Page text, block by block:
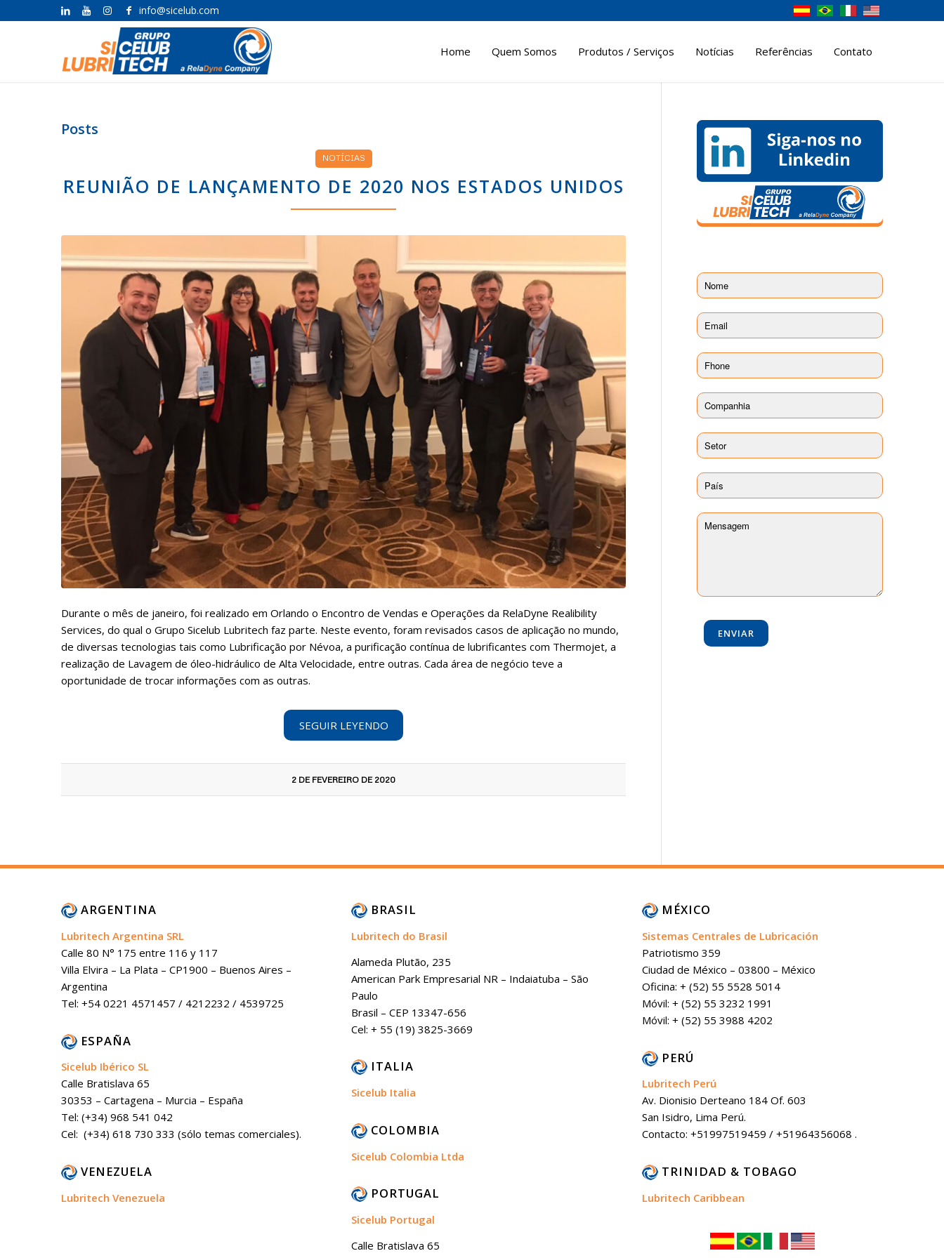
info@sicelub.com
Home Quem Somos Produtos / Serviços Notícias Referências Contato
Posts
NOTÍCIAS
REUNIÃO DE LANÇAMENTO DE 2020 NOS ESTADOS UNIDOS
Durante o mês de janeiro, foi realizado em Orlando o Encontro de Vendas e Operações da RelaDyne Realibility
Services, do qual o Grupo Sicelub Lubritech faz parte. Neste evento, foram revisados ​​casos de aplicação no mundo,
de diversas tecnologias tais como Lubrificação por Névoa, a purificação contínua de lubrificantes com Thermojet, a
realização de Lavagem de óleo-hidráulico de Alta Velocidade, entre outras. Cada área de negócio teve a
oportunidade de trocar informações com as outras.
SEGUIR LEYENDO
2 DE FEVEREIRO DE 2020
ARGENTINA
Lubritech Argentina SRL
Calle 80 N° 175 entre 116 y 117
Villa Elvira – La Plata – CP1900 – Buenos Aires –
Argentina
Tel: +54 0221 4571457 / 4212232 / 4539725
ESPAÑA
Sicelub Ibérico SL
Calle Bratislava 65
30353 – Cartagena – Murcia – España
Tel: (+34) 968 541 042
Cel: (+34) 618 730 333 (sólo temas comerciales).
VENEZUELA
Lubritech Venezuela
BRASIL
Lubritech do Brasil
Alameda Plutão, 235
American Park Empresarial NR – Indaiatuba – São
Paulo
Brasil – CEP 13347-656
Cel: + 55 (19) 3825-3669
ITALIA
Sicelub Italia
COLOMBIA
Sicelub Colombia Ltda
PORTUGAL
Sicelub Portugal
Calle Bratislava 65
MÉXICO
Sistemas Centrales de Lubricación
Patriotismo 359
Ciudad de México – 03800 – México
Oficina: + (52) 55 5528 5014
Móvil: + (52) 55 3232 1991
Móvil: + (52) 55 3988 4202
PERÚ
Lubritech Perú
Av. Dionisio Derteano 184 Of. 603
San Isidro, Lima Perú.
Contacto: +51997519459 / +51964356068 .
TRINIDAD & TOBAGO
Lubritech Caribbean